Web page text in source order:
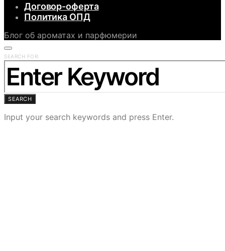
Договор-оферта
Политика ОПД
Блог об ароматах и парфюмерии
SEARCH FOR:
SEARCH
Input your search keywords and press Enter.